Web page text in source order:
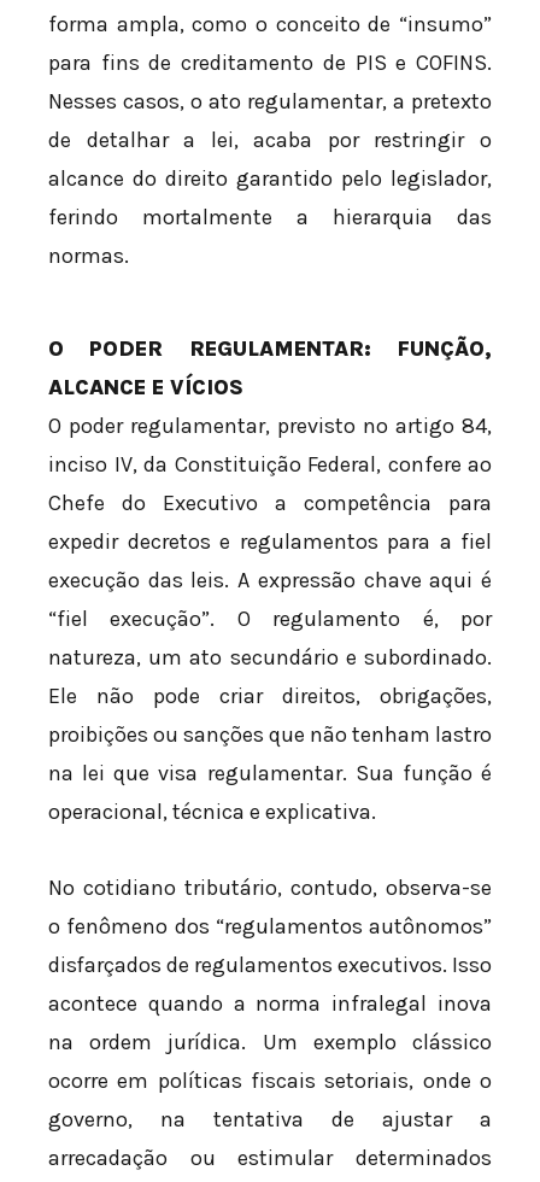
forma ampla, como o conceito de “insumo”
para fins de creditamento de PIS e COFINS.
Nesses casos, o ato regulamentar, a pretexto
de detalhar a lei, acaba por restringir o
alcance do direito garantido pelo legislador,
ferindo mortalmente a hierarquia das
normas.
O PODER REGULAMENTAR: FUNÇÃO,
ALCANCE E VÍCIOS
O poder regulamentar, previsto no artigo 84,
inciso IV, da Constituição Federal, confere ao
Chefe do Executivo a competência para
expedir decretos e regulamentos para a fiel
execução das leis. A expressão chave aqui é
“fiel execução”. O regulamento é, por
natureza, um ato secundário e subordinado.
Ele não pode criar direitos, obrigações,
proibições ou sanções que não tenham lastro
na lei que visa regulamentar. Sua função é
operacional, técnica e explicativa.
No cotidiano tributário, contudo, observa-se
o fenômeno dos “regulamentos autônomos”
disfarçados de regulamentos executivos. Isso
acontece quando a norma infralegal inova
na ordem jurídica. Um exemplo clássico
ocorre em políticas fiscais setoriais, onde o
governo, na tentativa de ajustar a
arrecadação ou estimular determinados